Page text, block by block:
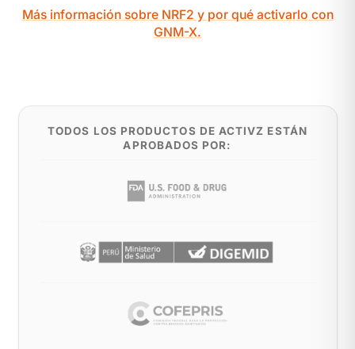
Más información sobre NRF2 y por qué activarlo con
GNM-X.
TODOS LOS PRODUCTOS DE ACTIVZ ESTÁN
APROBADOS POR: